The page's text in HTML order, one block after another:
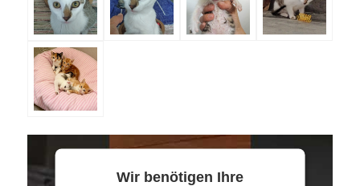
Wir benötigen Ihre